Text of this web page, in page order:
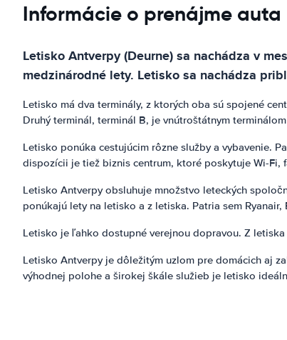
Informácie o prenájme
Letisko Antverpy (Deurne) sa nachádza v
medzinárodné lety. Letisko sa nachádza
Letisko má dva terminály, z ktorých oba sú spojené
Druhý terminál, terminál B, je vnútroštátnym
Letisko ponúka cestujúcim rôzne služby a vybavenie.
dispozícii je tiež biznis centrum, ktoré poskytuje Wi-Fi,
Letisko Antverpy obsluhuje množstvo leteckých
ponúkajú lety na letisko a z letiska. Patria sem Ryanair,
Letisko je ľahko dostupné verejnou dopravou. Z
Letisko Antverpy je dôležitým uzlom pre domácich aj
výhodnej polohe a širokej škále služieb je letisko